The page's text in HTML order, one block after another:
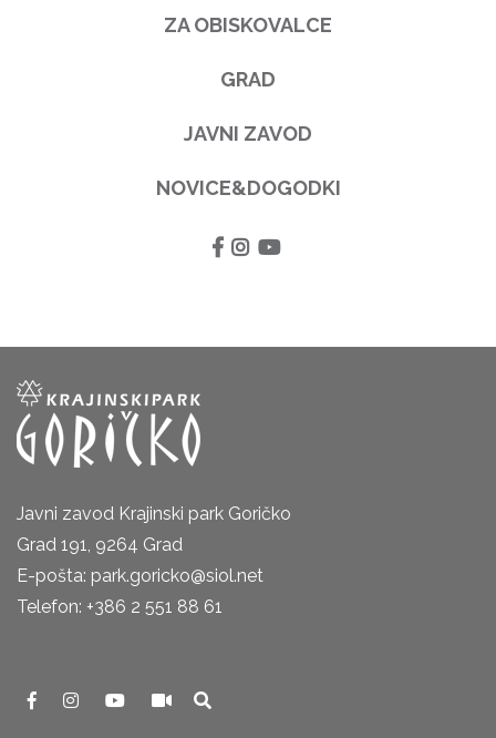
ZA OBISKOVALCE
GRAD
JAVNI ZAVOD
NOVICE&DOGODKI
Javni zavod Krajinski park Goričko
Grad 191, 9264 Grad
E-pošta: park.goricko@siol.net
Telefon: +386 2 551 88 61